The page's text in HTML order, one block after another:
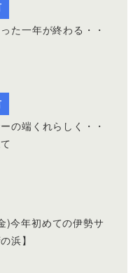
た一年が終わる・・
の端くれらしく・・
)今年初めての伊勢サ
浜】